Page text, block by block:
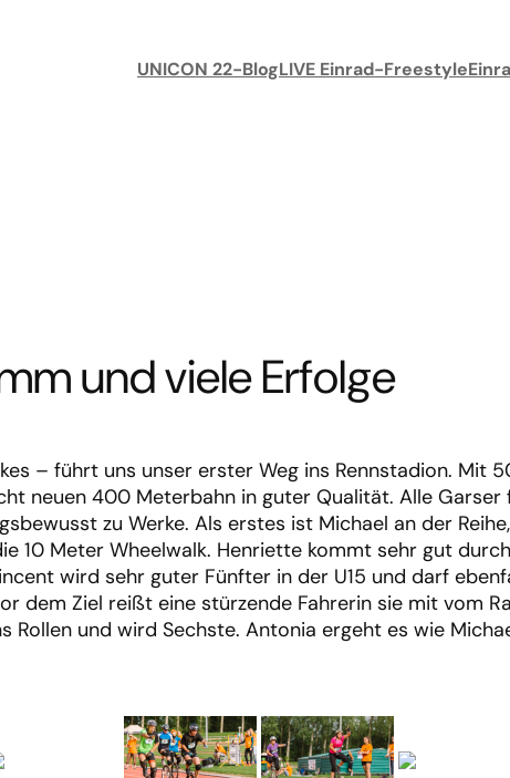
UNICON 22-BlogLIVE Einrad-Freestyle
und viele Erfolge
– führt uns unser erster Weg ins Rennstadion. Mit
neuen 400 Meterbahn in guter Qualität. Alle
zu Werke. Als erstes ist Michael an der
10 Meter Wheelwalk. Henriette kommt sehr gut
wird sehr guter Fünfter in der U15 und darf
dem Ziel reißt eine stürzende Fahrerin sie mit vom
und wird Sechste. Antonia ergeht es wie